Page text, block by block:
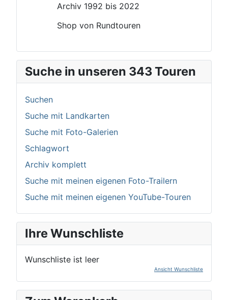
Archiv 1992 bis 2022
Shop von Rundtouren
Suche in unseren 343 Touren
Suchen
Suche mit Landkarten
Suche mit Foto-Galerien
Schlagwort
Archiv komplett
Suche mit meinen eigenen Foto-Trailern
Suche mit meinen eigenen YouTube-Touren
Ihre Wunschliste
Wunschliste ist leer
Ansicht Wunschliste